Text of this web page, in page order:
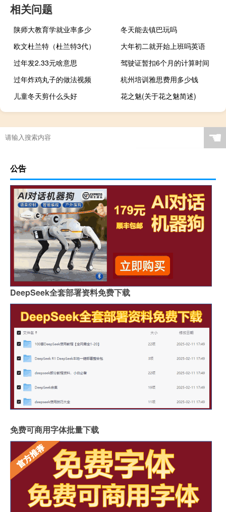
相关问题
陕师大教育学就业率多少
冬天能去镇巴玩吗
欧文杜兰特（杜兰特3代）
大年初二就开始上班吗英语
过年发2.33元啥意思
驾驶证暂扣6个月的计算时间
过年炸鸡丸子的做法视频
杭州培训雅思费用多少钱
儿童冬天剪什么头好
花之魅(关于花之魅简述)
☚
公告
DeepSeek全套部署资料免费下载
免费可商用字体批量下载